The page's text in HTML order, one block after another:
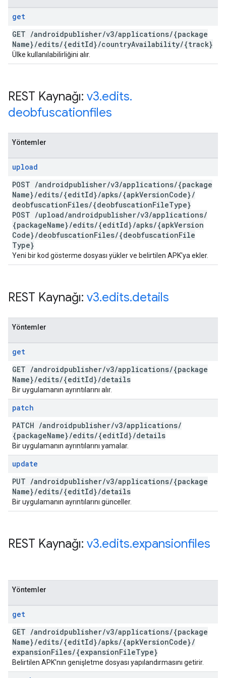
get
GET /androidpublisher/v3/applications/{package
Name}/edits/{editId}/countryAvailability/{track}
Ülke kullanılabilirliğini alır.
REST Kaynağı: v3.edits.
deobfuscationfiles
Yöntemler
upload
POST /androidpublisher/v3/applications/{package
Name}/edits/{editId}/apks/{apkVersionCode}/
deobfuscationFiles/{deobfuscationFileType}
POST /upload/androidpublisher/v3/applications/
{packageName}/edits/{editId}/apks/{apkVersion
Code}/deobfuscationFiles/{deobfuscationFile
Type}
Yeni bir kod gösterme dosyası yükler ve belirtilen APK'ya ekler.
REST Kaynağı: v3.edits.details
Yöntemler
get
GET /androidpublisher/v3/applications/{package
Name}/edits/{editId}/details
Bir uygulamanın ayrıntılarını alır.
patch
PATCH /androidpublisher/v3/applications/
{packageName}/edits/{editId}/details
Bir uygulamanın ayrıntılarını yamalar.
update
PUT /androidpublisher/v3/applications/{package
Name}/edits/{editId}/details
Bir uygulamanın ayrıntılarını günceller.
REST Kaynağı: v3.edits.expansionfiles
Yöntemler
get
GET /androidpublisher/v3/applications/{package
Name}/edits/{editId}/apks/{apkVersionCode}/
expansionFiles/{expansionFileType}
Belirtilen APK'nın genişletme dosyası yapılandırmasını getirir.